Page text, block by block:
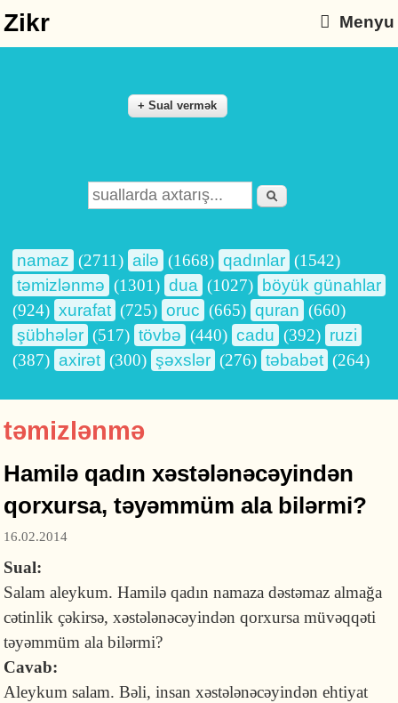
Zikr Menyu
Search form
Axtarış
namaz (2711) ailə (1668) qadınlar (1542)
təmizlənmə (1301) dua (1027)
böyük günahlar
(924) xurafat (725) oruc (665) quran (660)
şübhələr (517) tövbə (440) cadu (392) ruzi
(387) axirət (300) şəxslər (276) təbabət (264)
təmizlənmə
Hamilə qadın xəstələnəcəyindən
qorxursa, təyəmmüm ala bilərmi?
16.02.2014
Sual:
Salam aleykum. Hamilə qadın namaza dəstəmaz almağa
cətinlik çəkirsə, xəstələnəcəyindən qorxursa müvəqqəti
təyəmmüm ala bilərmi?
Cavab:
Aleykum salam. Bəli, insan xəstələnəcəyindən ehtiyat